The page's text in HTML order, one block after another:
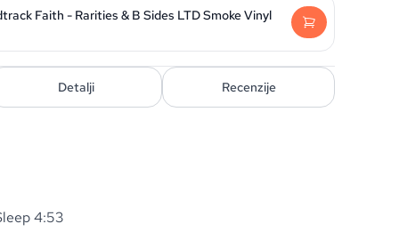
Faith - Rarities & B Sides LTD Smoke Vinyl
Detalji Recenzije
4:53